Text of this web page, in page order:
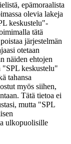
epämoraalista
olevia lakeja
keskustelu"-
tätä
järjestelmän
otetaan
näiden ehtojen
"SPL keskustelu"
tahansa
myös siihen,
Tätä tietoa ei
mutta "SPL
ulkopuolisille